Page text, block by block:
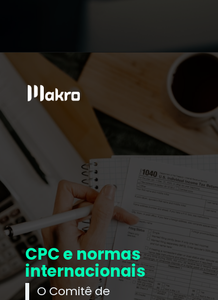
CPC e normas
internacionais
O Comitê de